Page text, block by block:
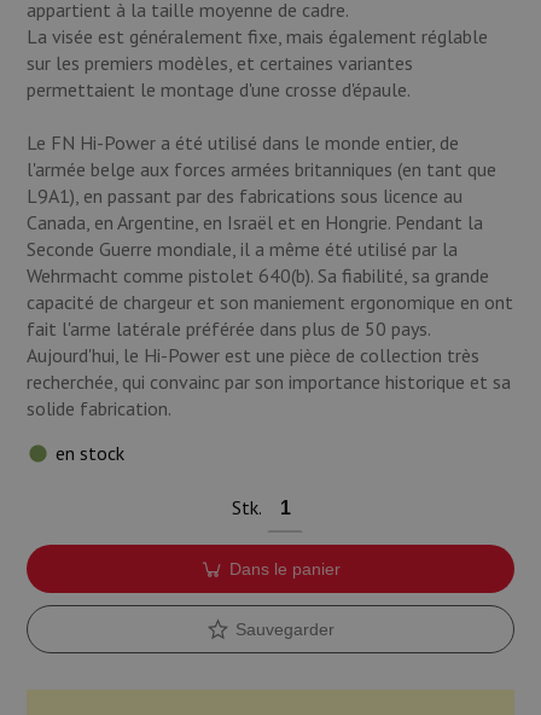
appartient à la taille moyenne de cadre.
La visée est généralement fixe, mais également réglable
sur les premiers modèles, et certaines variantes
permettaient le montage d'une crosse d'épaule.
Le FN Hi-Power a été utilisé dans le monde entier, de
l'armée belge aux forces armées britanniques (en tant que
L9A1), en passant par des fabrications sous licence au
Canada, en Argentine, en Israël et en Hongrie. Pendant la
Seconde Guerre mondiale, il a même été utilisé par la
Wehrmacht comme pistolet 640(b). Sa fiabilité, sa grande
capacité de chargeur et son maniement ergonomique en ont
fait l'arme latérale préférée dans plus de 50 pays.
Aujourd'hui, le Hi-Power est une pièce de collection très
recherchée, qui convainc par son importance historique et sa
solide fabrication.
en stock
Stk.
Dans le panier
Sauvegarder